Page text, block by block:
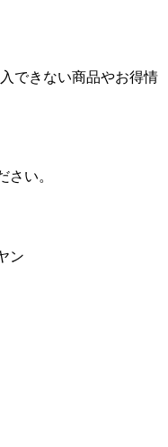
できない商品やお得情
さい。
ン